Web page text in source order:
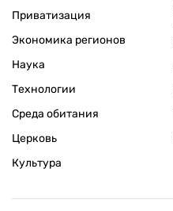
Приватизация
Экономика регионов
Наука
Технологии
Среда обитания
Церковь
Культура